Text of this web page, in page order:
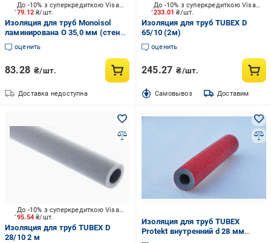
79.12₴/шт.
До -10% з суперкредиткою Visa Вигода
Изоляция для труб Monoisol
ламинирована O 35,0 мм (стенка
9,0 мм), 2.00 м, синия
оценить
83.28 ₴/шт.
Доставка недоступна
233.01₴/шт.
До -10% з суперкредиткою Visa Вигода
Изоляция для труб TUBEX D
65/10 (2м)
оценить
245.27 ₴/шт.
Cамовывоз Доставим
95.54₴/шт.
До -10% з суперкредиткою Visa Вигода
Изоляция для труб TUBEX D
28/10 2 м
Изоляция для труб TUBEX
Protekt внутренний d 28 мм
толщина стенки 6 мм